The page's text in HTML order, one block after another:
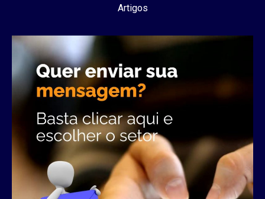
Artigos